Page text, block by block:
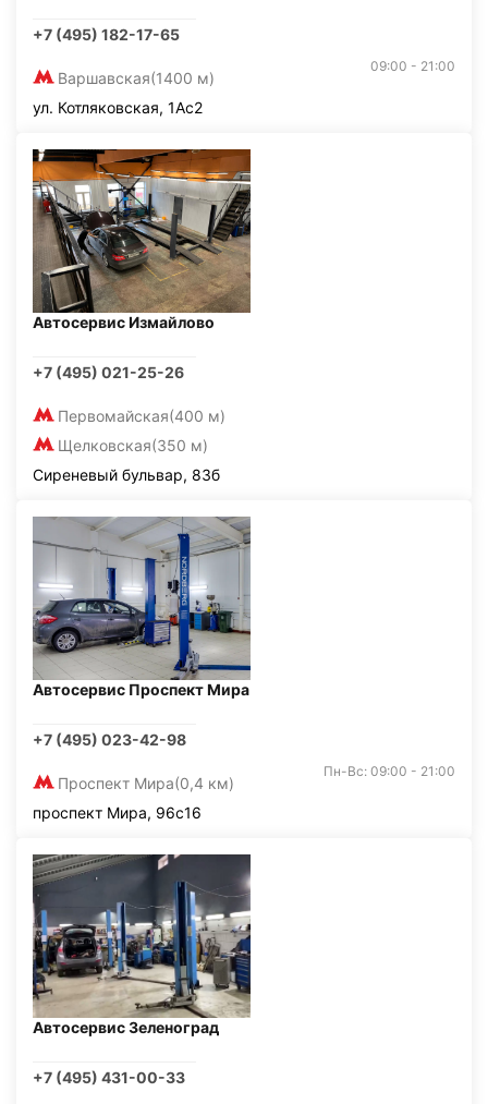
+7 (495) 182-17-65
Варшавская(1400 м)
09:00 - 21:00
ул. Котляковская, 1Ас2
Автосервис Измайлово
+7 (495) 021-25-26
Первомайская(400 м)
Щелковская(350 м)
Сиреневый бульвар, 83б
Автосервис Проспект Мира
+7 (495) 023-42-98
Проспект Мира(0,4 км)
Пн-Вс: 09:00 - 21:00
проспект Мира, 96с16
Автосервис Зеленоград
+7 (495) 431-00-33